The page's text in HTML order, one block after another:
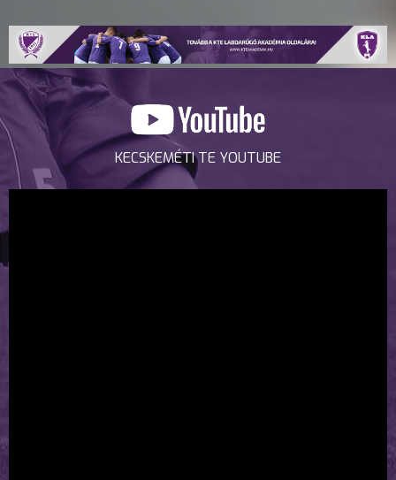
KECSKEMÉTI TE YOUTUBE